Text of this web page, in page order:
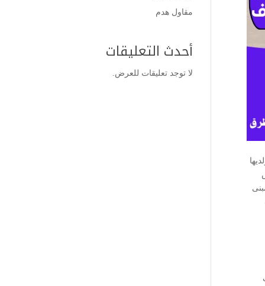
مقاول هدم
أحدث التعليقات
لا توجد تعليقات للعرض.